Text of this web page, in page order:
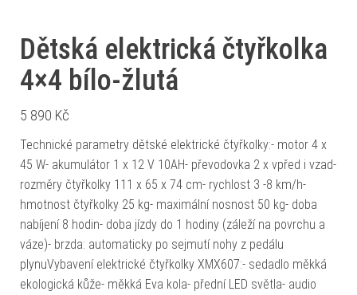
Dětská elektrická čtyřkolka
4×4 bílo-žlutá
5 890 Kč
Technické parametry dětské elektrické čtyřkolky:- motor 4 x
45 W- akumulátor 1 x 12 V 10AH- převodovka 2 x vpřed i vzad-
rozměry čtyřkolky 111 x 65 x 74 cm- rychlost 3 -8 km/h-
hmotnost čtyřkolky 25 kg- maximální nosnost 50 kg- doba
nabíjení 8 hodin- doba jízdy do 1 hodiny (záleží na povrchu a
váze)- brzda: automaticky po sejmutí nohy z pedálu
plynuVybavení elektrické čtyřkolky XMX607:- sedadlo měkká
ekologická kůže- měkká Eva kola- přední LED světla- audio